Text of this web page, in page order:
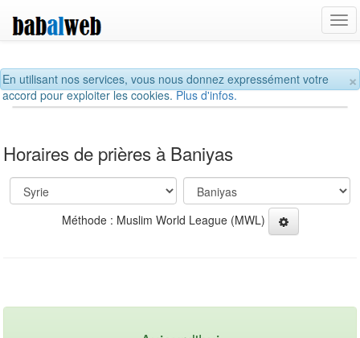
×
En utilisant nos services, vous nous donnez expressément votre
accord pour exploiter les cookies.Plus d'infos.
Horaires de prières à Baniyas
Méthode : Muslim World League (MWL)